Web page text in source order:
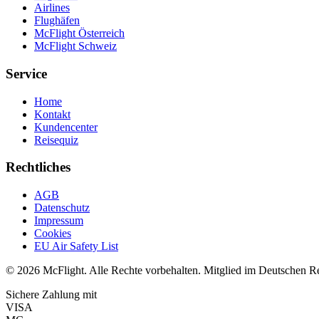
Airlines
Flughäfen
McFlight Österreich
McFlight Schweiz
Service
Home
Kontakt
Kundencenter
Reisequiz
Rechtliches
AGB
Datenschutz
Impressum
Cookies
EU Air Safety List
© 2026 McFlight. Alle Rechte vorbehalten. Mitglied im Deutschen
Sichere Zahlung mit
VISA